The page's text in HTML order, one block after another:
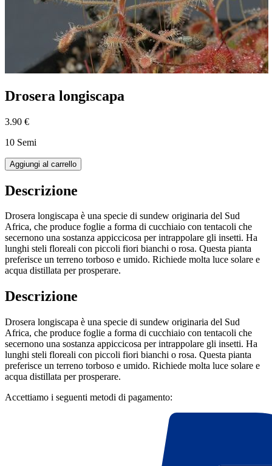
Drosera longiscapa
3.90 €
10 Semi
Aggiungi al carrello
Descrizione
Drosera longiscapa è una specie di sundew originaria del Sud
Africa, che produce foglie a forma di cucchiaio con tentacoli che
secernono una sostanza appiccicosa per intrappolare gli insetti. Ha
lunghi steli floreali con piccoli fiori bianchi o rosa. Questa pianta
preferisce un terreno torboso e umido. Richiede molta luce solare e
acqua distillata per prosperare.
Descrizione
Drosera longiscapa è una specie di sundew originaria del Sud
Africa, che produce foglie a forma di cucchiaio con tentacoli che
secernono una sostanza appiccicosa per intrappolare gli insetti. Ha
lunghi steli floreali con piccoli fiori bianchi o rosa. Questa pianta
preferisce un terreno torboso e umido. Richiede molta luce solare e
acqua distillata per prosperare.
Accettiamo i seguenti metodi di pagamento: